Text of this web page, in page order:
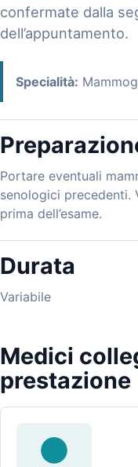
confermate dalla
dell’appuntamento.
Specialità:
Portare eventuali
senologici precedenti.
prima dell’esame.
Durata
Variabile
Medici
prestazione